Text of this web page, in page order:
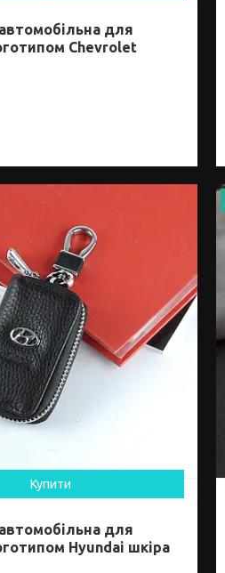
для
Chevrolet
Купити
для
Hyundai шкіра